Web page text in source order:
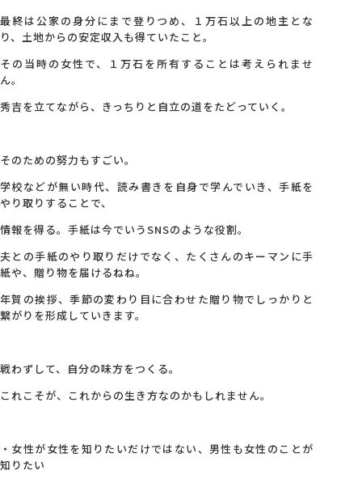
最終は公家の身分にまで登りつめ、１万石以上の地主とな
り、土地からの安定収入も得ていたこと。
その当時の女性で、１万石を所有することは考えられませ
ん。
秀吉を立てながら、きっちりと自立の道をたどっていく。
そのための努力もすごい。
学校などが無い時代、読み書きを自身で学んでいき、手紙を
やり取りすることで、
情報を得る。手紙は今でいうSNSのような役割。
夫との手紙のやり取りだけでなく、たくさんのキーマンに手
紙や、贈り物を届けるねね。
年賀の挨拶、季節の変わり目に合わせた贈り物でしっかりと
繋がりを形成していきます。
戦わずして、自分の味方をつくる。
これこそが、これからの生き方なのかもしれません。
・女性が女性を知りたいだけではない、男性も女性のことが
知りたい